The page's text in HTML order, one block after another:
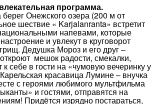
программа.
Онежского озера (200 м от
шествие « Karjalanranta» встретит
напевами, которые
и увлекут в круговорот
Дедушка Мороз и его друг –
мешок радости, смекалки,
к себе в гости на «чумовую вечеринку у
красавица Лумине – внучка
с героями любимого мультфильма
и гостями, отправятся на
Придётся изрядно постараться,